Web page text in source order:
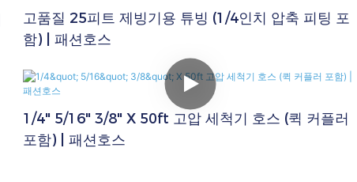
고품질 25피트 제빙기용 튜빙 (1/4인치 압축 피팅 포
함) | 패션호스
1/4" 5/16" 3/8" X 50ft 고압 세척기 호스 (퀵 커플러
포함) | 패션호스